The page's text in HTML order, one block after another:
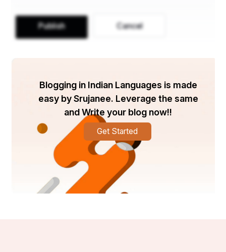
Publish Cancel
Blogging in Indian Languages is made
easy by Srujanee. Leverage the same
and Write your blog now!!
Get Started